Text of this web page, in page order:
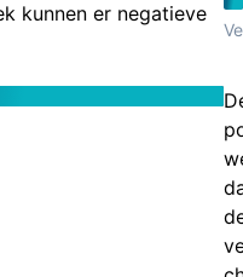
kunnen er negatieve